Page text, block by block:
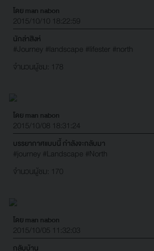
โดย man nabon
2015/10/10 18:22:59
นักล่าสิงห์
#Journey #landscape #lifester #north
จำนวนผู้ชม: 178
โดย man nabon
2015/10/08 18:31:24
บรรยากาศแบบนี้ กำลังจะกลับมา
#journey #Landscape #North
จำนวนผู้ชม: 170
โดย man nabon
2015/10/05 11:32:03
กลับบ้าน